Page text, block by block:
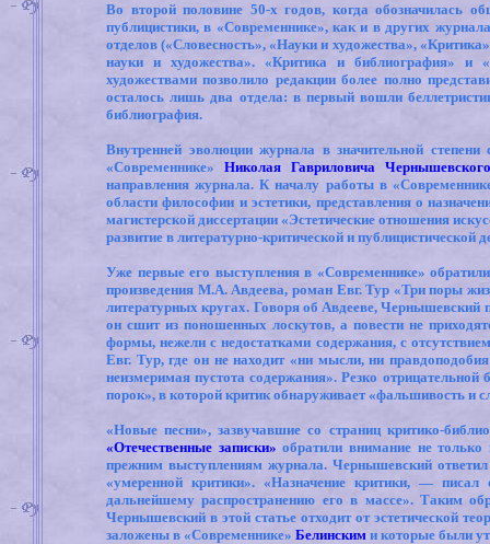
Во второй половине 50-х годов, когда обозначилась
публицистики, в «Современнике», как и в других
отделов («Словесность», «Науки и художества»,
науки и художества». «Критика и библиография» и
художествами позволило редакции более полно
осталось лишь два отдела: в первый вошли
библиография.
Внутренней эволюции журнала в значительной
«Современнике»Николая Гавриловича
направления журнала. К началу работы в
области философии и эстетики, представления о
магистерской диссертации «Эстетические отношения
развитие в литературно-критической и публицистической
Уже первые его выступления в «Современнике»
произведения М.А. Авдеева, роман Евг. Тур «Три поры
литературных кругах. Говоря об Авдееве, Чернышевский
он сшит из поношенных лоскутов, а повести не
формы, нежели с недостатками содержания, с
Евг. Тур, где он не находит «ни мысли, ни
неизмеримая пустота содержания». Резко
порок», в которой критик обнаруживает «фальшивость и
«Новые песни», зазвучавшие со страниц критико-
«Отечественные записки» обратили внимание не только
прежним выступлениям журнала. Чернышевский ответил
«умеренной критики». «Назначение критики, —
дальнейшему распространению его в массе». Таким
Чернышевский в этой статье отходит от эстетической
заложены в «Современнике» Белинским и которые были